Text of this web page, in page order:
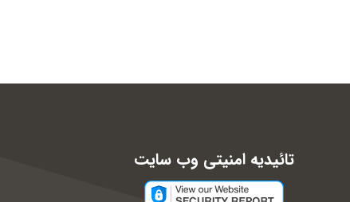
تائیدیه امنیتی وب سایت